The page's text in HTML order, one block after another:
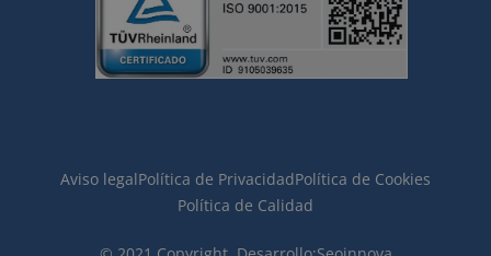
Aviso legalPolítica de PrivacidadPolítica de Cookies
Política de Calidad